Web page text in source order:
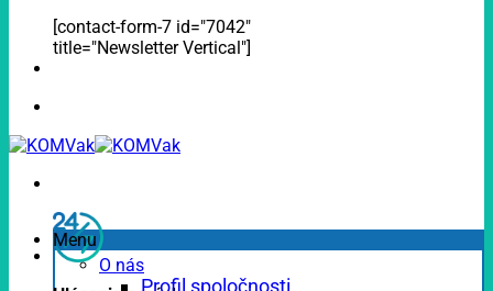
[contact-form-7 id="7042"
title="Newsletter Vertical"]
Menu
O nás
Profil spoločnosti